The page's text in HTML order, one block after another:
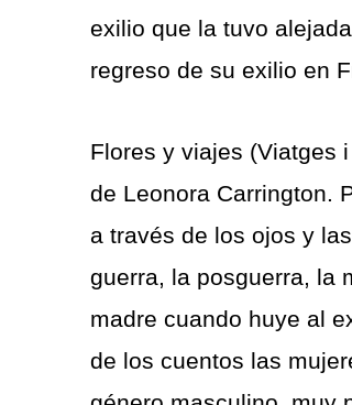
exilio que la tuvo
regreso de su exilio en
Flores y viajes (Viatges
de Leonora Carrington.
a través de los ojos y
guerra, la posguerra, la
madre cuando huye al
de los cuentos las